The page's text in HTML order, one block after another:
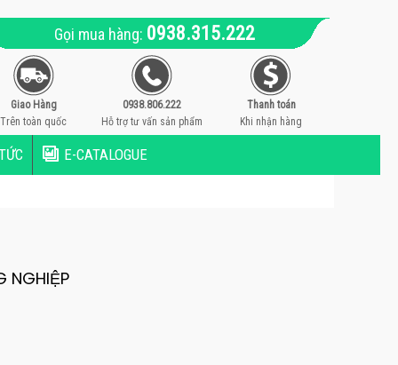
Gọi mua hàng: 0938.315.222
Giao Hàng
Trên toàn quốc
0938.806.222
Hỗ trợ tư vấn sản phẩm
Thanh toán
Khi nhận hàng
E-CATALOGUE
NGHIỆP